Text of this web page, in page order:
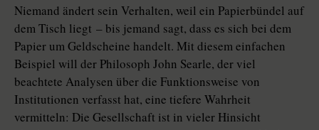
Niemand ändert sein Verhalten, weil ein Papierbündel auf
dem Tisch liegt – bis jemand sagt, dass es sich bei dem
Papier um Geldscheine handelt. Mit diesem einfachen
Beispiel will der Philosoph John Searle, der viel
beachtete Analysen über die Funktionsweise von
Institutionen verfasst hat, eine tiefere Wahrheit
vermitteln: Die Gesellschaft ist in vieler Hinsicht